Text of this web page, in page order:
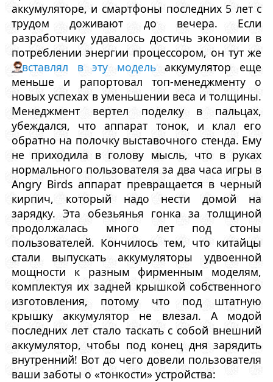
аккумуляторе, и смартфоны последних 5 лет с
трудом доживают до вечера. Если
разработчику удавалось достичь экономии в
потреблении энергии процессором, он тут же
вставлял в эту модельаккумулятор еще
меньше и рапортовал топ-менеджменту о
новых успехах в уменьшении веса и толщины.
Менеджмент вертел поделку в пальцах,
убеждался, что аппарат тонок, и клал его
обратно на полочку выставочного стенда. Ему
не приходила в голову мысль, что в руках
нормального пользователя за два часа игры в
Angry Birds аппарат превращается в черный
кирпич, который надо нести домой на
зарядку. Эта обезьянья гонка за толщиной
продолжалась много лет под стоны
пользователей. Кончилось тем, что китайцы
стали выпускать аккумуляторы удвоенной
мощности к разным фирменным моделям,
комплектуя их задней крышкой собственного
изготовления, потому что под штатную
крышку аккумулятор не влезал. А модой
последних лет стало таскать с собой внешний
аккумулятор, чтобы под конец дня зарядить
внутренний! Вот до чего довели пользователя
ваши заботы о «тонкости» устройства: